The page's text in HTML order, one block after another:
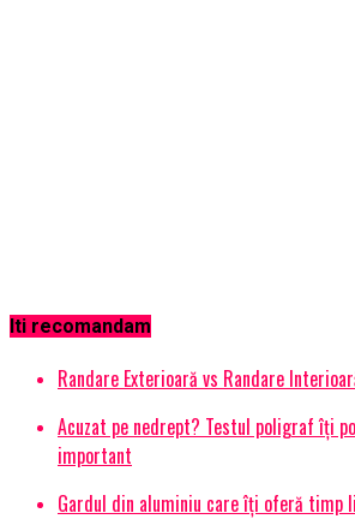
Iti recomandam
Randare Exterioară vs Randare
Acuzat pe nedrept? Testul poligraf îţi
important
Gardul din aluminiu care îți oferă timp